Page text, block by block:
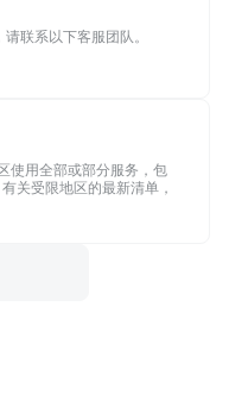
联系以下客服团队。
使用全部或部分服务，包
关受限地区的最新清单，